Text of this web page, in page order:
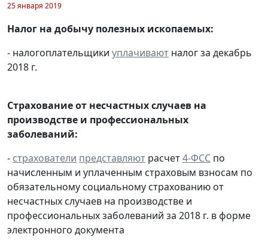
25 января 2019
Налог на добычу полезных ископаемых:
- налогоплательщики уплачивают налог за декабрь
2018 г.
Страхование от несчастных случаев на
производстве и профессиональных
заболеваний:
- страхователи представляют расчет4-ФСС по
начисленным и уплаченным страховым взносам по
обязательному социальному страхованию от
несчастных случаев на производстве и
профессиональных заболеваний за 2018 г. в форме
электронного документа